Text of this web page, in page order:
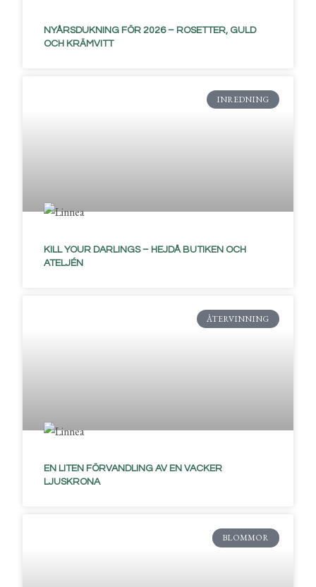
NYÅRSDUKNING FÖR 2026 – ROSETTER, GULD
OCH KRÄMVITT
INREDNING
KILL YOUR DARLINGS – HEJDÅ BUTIKEN OCH
ATELJÉN
ÅTERVINNING
EN LITEN FÖRVANDLING AV EN VACKER
LJUSKRONA
BLOMMOR